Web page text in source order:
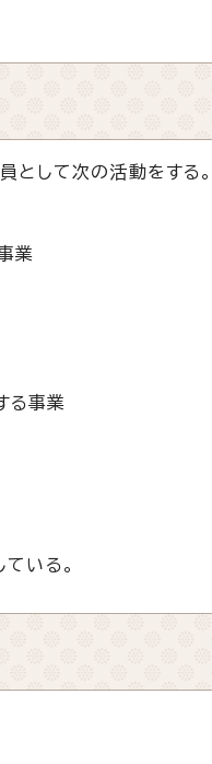
として次の活動をする。
業
る事業
いる。